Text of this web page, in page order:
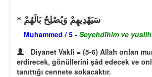
سَيَهْدِيهِمْ وَيُصْلِحُ بَالَهُمْ
Muhammed / 5 - Seyehdîhim ve
Diyanet Vakfi = (5-6) Allah onları
erdirecek, gönüllerini şâd edecek ve
tanıttığı cennete sokacaktır.